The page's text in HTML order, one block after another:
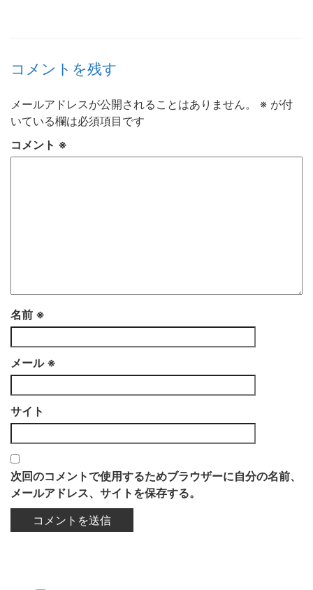
コメントを残す
メールアドレスが公開されることはありません。 ※ が付
いている欄は必須項目です
コメント ※
名前 ※
メール ※
サイト
次回のコメントで使用するためブラウザーに自分の名前、
メールアドレス、サイトを保存する。